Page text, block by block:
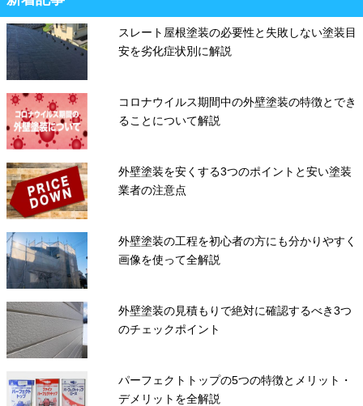
スレート屋根塗装の必要性と失敗しない塗装目
安を劣化症状別に解説
コロナウイルス期間中の外壁塗装の特徴とでき
ることについて解説
外壁塗装を安くする3つのポイントと安い塗装
業者の注意点
外壁塗装の工程を初心者の方にも分かりやすく
画像を使って全解説
外壁塗装の見積もりで絶対に確認するべき3つ
のチェックポイント
パーフェクトトップの5つの特徴とメリット・
デメリットを全解説